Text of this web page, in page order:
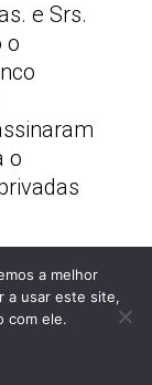
e Srs.
o
o
desde que
a melhor
a usar este site,
com ele.